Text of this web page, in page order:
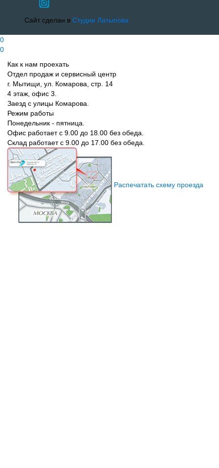
Сайт сделан в Студии Латыпова
0
0
Как к нам проехать
Отдел продаж и сервисный центр
г. Мытищи, ул. Комарова, стр. 14
4 этаж, офис 3.
Заезд с улицы Комарова.
Режим работы
Понедельник - пятница.
Офис работает с 9.00 до 18.00 без обеда.
Склад работает с 9.00 до 17.00 без обеда.
Распечатать схему проезда